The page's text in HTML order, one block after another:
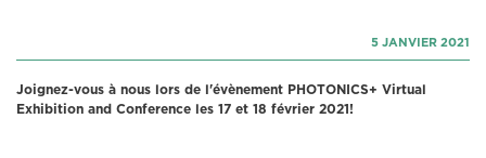
5 JANVIER 2021
Joignez-vous à nous lors de l'évènement PHOTONICS+ Virtual
Exhibition and Conference les 17 et 18 février 2021!